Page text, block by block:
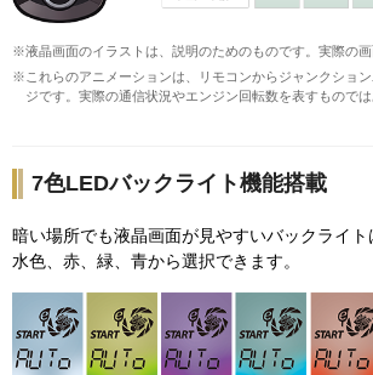
※液晶画面のイラストは、説明のためのものです。実際の画
※これらのアニメーションは、リモコンからジャンクショ
ジです。実際の通信状況やエンジン回転数を表すものでは
7色LEDバックライト機能搭載
暗い場所でも液晶画面が見やすいバックライト
水色、赤、緑、青から選択できます。